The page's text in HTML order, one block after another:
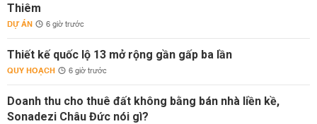
Thiêm
DỰ ÁN 6 giờ trước
Thiết kế quốc lộ 13 mở rộng gần gấp ba lần
QUY HOẠCH 6 giờ trước
Doanh thu cho thuê đất không bằng bán nhà liền kề,
Sonadezi Châu Đức nói gì?